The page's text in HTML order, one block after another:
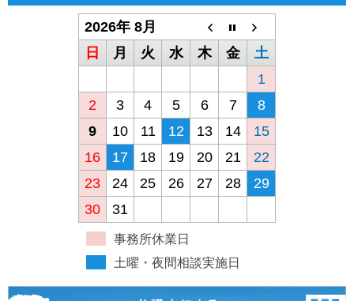
2026年 8月
日
月 火 水 木 金
土
1
2
3 4 5 6 7
8
9
10 11 12 13 14
15
16
17 18 19 20 21
22
23
24 25 26 27 28
29
30
31
事務所休業日
土曜・夜間相談実施日